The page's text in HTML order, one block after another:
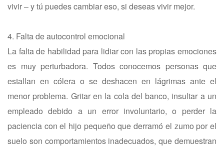
vivir – y tú puedes cambiar eso, si deseas vivir mejor.
4. Falta de autocontrol emocional
La falta de habilidad para lidiar con las propias emociones
es muy perturbadora. Todos conocemos personas que
estallan en cólera o se deshacen en lágrimas ante el
menor problema. Gritar en la cola del banco, insultar a un
empleado debido a un error involuntario, o perder la
paciencia con el hijo pequeño que derramó el zumo por el
suelo son comportamientos inadecuados, que demuestran